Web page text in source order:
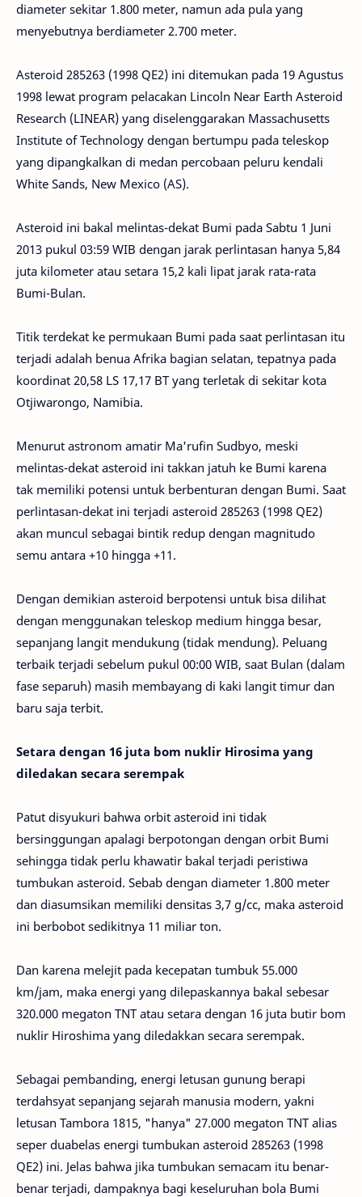
diameter sekitar 1.800 meter, namun ada pula yang
menyebutnya berdiameter 2.700 meter.
Asteroid 285263 (1998 QE2) ini ditemukan pada 19 Agustus
1998 lewat program pelacakan Lincoln Near Earth Asteroid
Research (LINEAR) yang diselenggarakan Massachusetts
Institute of Technology dengan bertumpu pada teleskop
yang dipangkalkan di medan percobaan peluru kendali
White Sands, New Mexico (AS).
Asteroid ini bakal melintas-dekat Bumi pada Sabtu 1 Juni
2013 pukul 03:59 WIB dengan jarak perlintasan hanya 5,84
juta kilometer atau setara 15,2 kali lipat jarak rata-rata
Bumi-Bulan.
Titik terdekat ke permukaan Bumi pada saat perlintasan itu
terjadi adalah benua Afrika bagian selatan, tepatnya pada
koordinat 20,58 LS 17,17 BT yang terletak di sekitar kota
Otjiwarongo, Namibia.
Menurut astronom amatir Ma'rufin Sudbyo, meski
melintas-dekat asteroid ini takkan jatuh ke Bumi karena
tak memiliki potensi untuk berbenturan dengan Bumi. Saat
perlintasan-dekat ini terjadi asteroid 285263 (1998 QE2)
akan muncul sebagai bintik redup dengan magnitudo
semu antara +10 hingga +11.
Dengan demikian asteroid berpotensi untuk bisa dilihat
dengan menggunakan teleskop medium hingga besar,
sepanjang langit mendukung (tidak mendung). Peluang
terbaik terjadi sebelum pukul 00:00 WIB, saat Bulan (dalam
fase separuh) masih membayang di kaki langit timur dan
baru saja terbit.
Setara dengan 16 juta bom nuklir Hirosima yang
diledakan secara serempak
Patut disyukuri bahwa orbit asteroid ini tidak
bersinggungan apalagi berpotongan dengan orbit Bumi
sehingga tidak perlu khawatir bakal terjadi peristiwa
tumbukan asteroid. Sebab dengan diameter 1.800 meter
dan diasumsikan memiliki densitas 3,7 g/cc, maka asteroid
ini berbobot sedikitnya 11 miliar ton.
Dan karena melejit pada kecepatan tumbuk 55.000
km/jam, maka energi yang dilepaskannya bakal sebesar
320.000 megaton TNT atau setara dengan 16 juta butir bom
nuklir Hiroshima yang diledakkan secara serempak.
Sebagai pembanding, energi letusan gunung berapi
terdahsyat sepanjang sejarah manusia modern, yakni
letusan Tambora 1815, "hanya" 27.000 megaton TNT alias
seper duabelas energi tumbukan asteroid 285263 (1998
QE2) ini. Jelas bahwa jika tumbukan semacam itu benar-
benar terjadi, dampaknya bagi keseluruhan bola Bumi